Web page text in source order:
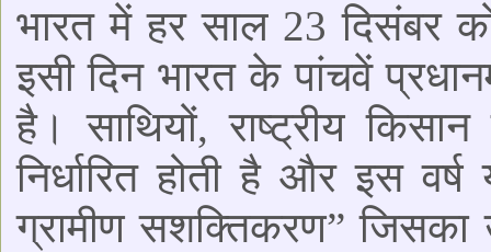
भारत में हर साल 23 दिसंबर
इसी दिन भारत के पांचवें
है। साथियों, राष्ट्रीय
निर्धारित होती है और इस
ग्रामीण सशक्तिकरण” जिसका